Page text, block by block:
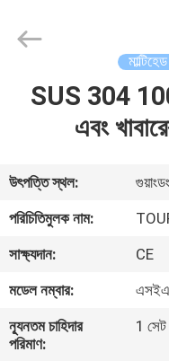
বাড়ি
আমাদের
সম্পর্কে
ফ্যাক্টরি
ট্যুর
Reserved.SUS 304
এবং
উৎপত্তি স্থল:
পরিচিতিমুলক নাম:
সাক্ষ্যদান:
CE
মডেল নম্বার:
ন্যূনতম চাহিদার
পরিমাণ:
1 সেট